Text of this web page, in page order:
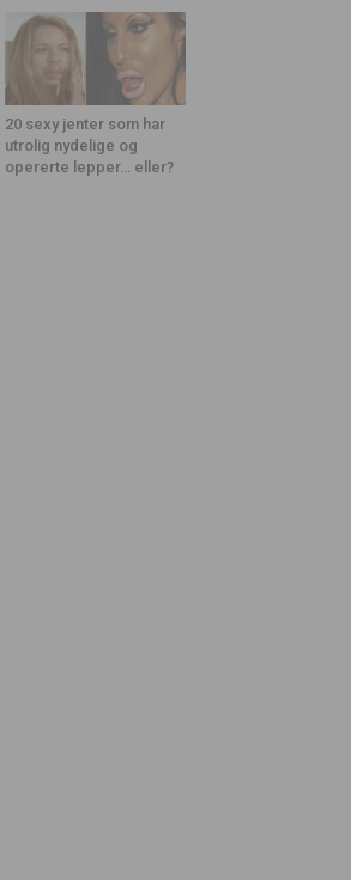
20 sexy jenter som har
utrolig nydelige og
opererte lepper… eller?